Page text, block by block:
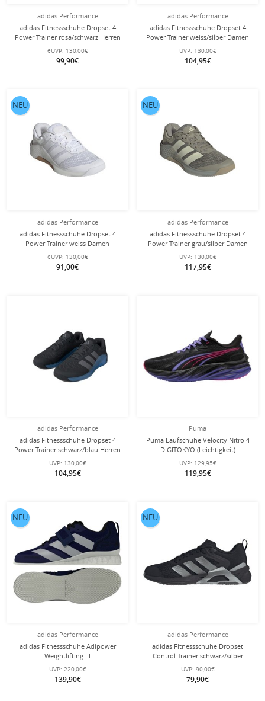
adidas Performance
adidas Fitnessschuhe Dropset 4
Power Trainer rosa/schwarz Herren
eUVP: 130,00€
99,90€
adidas Performance
adidas Fitnessschuhe Dropset 4
Power Trainer weiss/silber Damen
UVP: 130,00€
104,95€
adidas Performance
adidas Fitnessschuhe Dropset 4
Power Trainer weiss Damen
eUVP: 130,00€
91,00€
NEU
adidas Performance
adidas Fitnessschuhe Dropset 4
Power Trainer grau/silber Damen
UVP: 130,00€
117,95€
NEU
adidas Performance
adidas Fitnessschuhe Dropset 4
Power Trainer schwarz/blau Herren
UVP: 130,00€
104,95€
Puma
Puma Laufschuhe Velocity Nitro 4
DIGITOKYO (Leichtigkeit)
schwarz/violett Herren
UVP: 129,95€
119,95€
adidas Performance
adidas Fitnessschuhe Adipower
Weightlifting III
(Gewichtheberschuh)
dunkelblau/silber Herren
UVP: 220,00€
139,90€
NEU
adidas Performance
adidas Fitnessschuhe Dropset
Control Trainer schwarz/silber
Herren
UVP: 90,00€
79,90€
NEU